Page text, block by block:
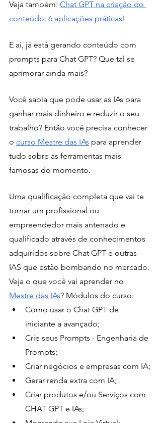
Veja também: Chat GPT na criação do
conteúdo: 6 aplicações práticas!
E aí, já está gerando conteúdo com
prompts para Chat GPT? Que tal se
aprimorar ainda mais?
Você sabia que pode usar as IAs para
ganhar mais dinheiro e reduzir o seu
trabalho? Então você precisa conhecer
o curso Mestre das IAs para aprender
tudo sobre as ferramentas mais
famosas do momento.
Uma qualificação completa que vai te
tornar um profissional ou
empreendedor mais antenado e
qualificado através de conhecimentos
adquiridos sobre Chat GPT e outras
IAS que estão bombando no mercado.
Veja o que você vai aprender no
Mestre das IAs? Módulos do curso:
Como usar o Chat GPT de
iniciante a avançado;
Crie seus Prompts - Engenharia de
Prompts;
Criar negócios e empresas com IA;
Gerar renda extra com IA;
Criar produtos e/ou Serviços com
CHAT GPT e IAs;